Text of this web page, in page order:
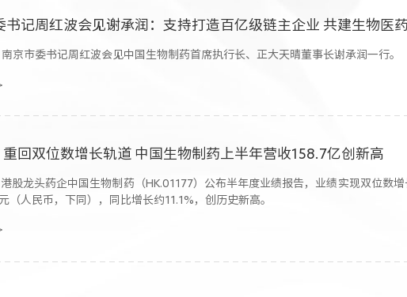
书记周红波会见谢承润：支持打造百亿级链主企业 共建生物医
京市委书记周红波会见中国生物制药首席执行长、正大天晴董事长谢承润一行。
回双位数增长轨道 中国生物制药上半年营收158.7亿创新高
股龙头药企中国生物制药（HK.01177）公布半年度业绩报告，业绩实现双位数
（人民币，下同），同比增长约11.1%，创历史新高。